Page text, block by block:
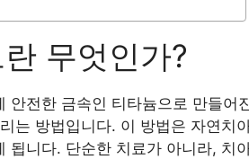
무엇인가?
안전한 금속인 티타늄으로 만들어
는 방법입니다. 이 방법은 자연치
됩니다. 단순한 치료가 아니라, 치